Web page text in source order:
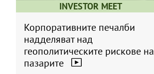
INVESTOR MEET
Корпоративните печалби
надделяват над
геополитическите рискове на
пазарите